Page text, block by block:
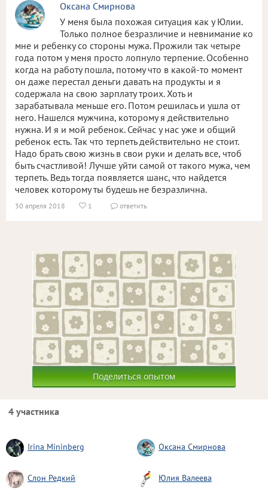
Оксана Смирнова
У меня была похожая ситуация как у Юлии.
Только полное безразличие и невнимание ко
мне и ребенку со стороны мужа. Прожили так четыре
года потом у меня просто лопнуло терпение. Особенно
когда на работу пошла, потому что в какой-то момент
он даже перестал деньги давать на продукты и я
содержала на свою зарплату троих. Хоть и
зарабатывала меньше его. Потом решилась и ушла от
него. Нашелся мужчина, которому я действительно
нужна. И я и мой ребенок. Сейчас у нас уже и общий
ребенок есть. Так что терпеть действительно не стоит.
Надо брать свою жизнь в свои руки и делать все, чтоб
быть счастливой! Лучше уйти самой от такого мужа, чем
терпеть. Ведь тогда появляется шанс, что найдется
человек которому ты будешь не безразлична.
30 апреля 2018  1  ответить
Поделиться опытом
4 участника
Irina Mininberg Оксана Смирнова
Слон Редкий Юлия Валеева